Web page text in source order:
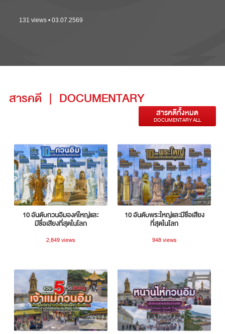
131 views • 03.07.2569
สารคดี | DOCUMENTARY
สารคดีทั้งหมด
DOCUMENTARY ALL
10 อันดับกวนอิมองค์ใหญ่และ
มีชื่อเสียงที่สุดในโลก
2,849 views
10 อันดับพระใหญ่และมีชื่อเสียง
ที่สุดในโลก
948 views